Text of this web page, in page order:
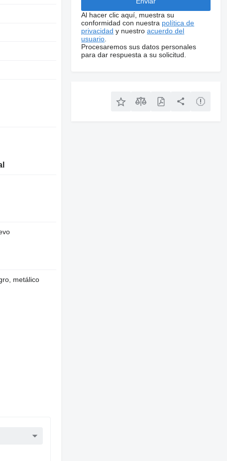
metálico
Al hacer clic aquí, muestra su
conformidad con nuestra política de
privacidad y nuestroacuerdo del
usuario
Procesaremos sus datos personales
para dar respuesta a su solicitud.